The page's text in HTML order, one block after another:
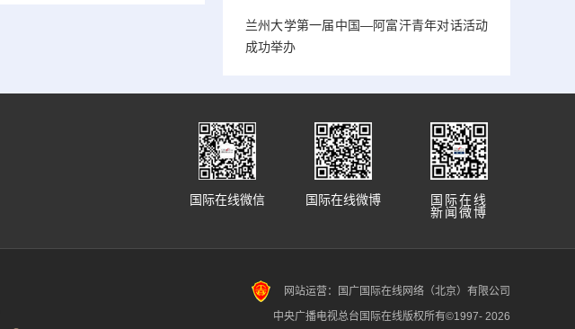
兰州大学第一届中国—阿富汗青年对话活动
成功举办
国际在线
新闻微博
国际在线微博
国际在线微信
网站运营：国广国际在线网络（北京）有限公司
中央广播电视总台国际在线版权所有©1997- 2026